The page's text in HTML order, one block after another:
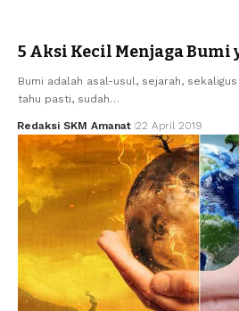
5 Aksi Kecil Menjaga Bumi
Bumi adalah asal-usul, sejarah,
tahu pasti, sudah…
Redaksi SKM Amanat 22 April 2019